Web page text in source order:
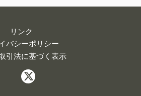
リンク
バシーポリシー
引法に基づく表示